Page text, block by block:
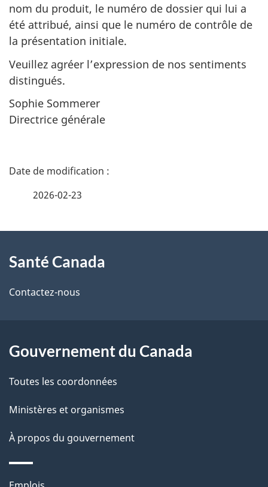
nom du produit, le numéro de dossier qui lui a
été attribué, ainsi que le numéro de contrôle de
la présentation initiale.
Veuillez agréer l’expression de nos sentiments
distingués.
Sophie Sommerer
Directrice générale
D
i
l
d
e
p
a
2026-02-23
propos
de
site
Santé Canada
Contactez-nous
Gouvernement du Canada
Toutes les coordonnées
Ministères et organismes
À propos du gouvernement